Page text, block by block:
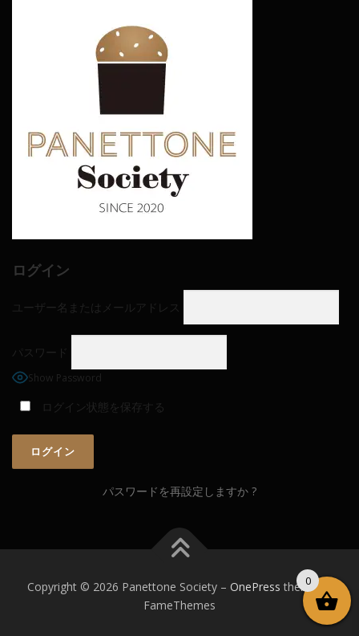
ログイン
ユーザー名またはメールアドレス
パスワード
Show Password
ログイン状態を保存する
パスワードを再設定しますか ?
Copyright © 2026 Panettone Society – OnePress theme by
FameThemes
0